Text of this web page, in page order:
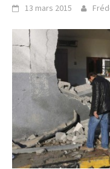
13 mars 2015